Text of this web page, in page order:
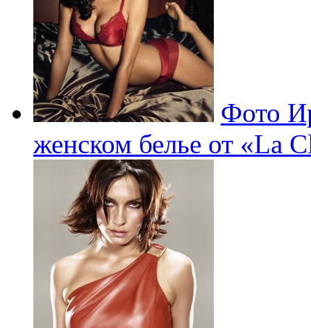
Фото
женском белье от «La